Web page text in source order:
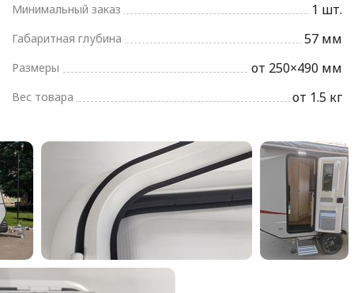
Минимальный заказ 1 шт.
Габаритная глубина 57 мм
Размеры от 250×490 мм
Вес товара от 1.5 кг